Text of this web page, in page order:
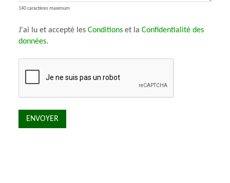
140 caractères maximum
J'ai lu et accepté les Conditions et la Confidentialité des
données.